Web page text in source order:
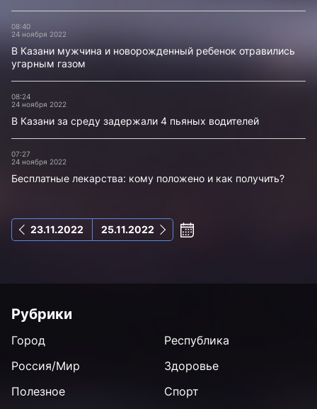
08:40
24 ноября 2022
В Казани мужчина и новорожденный ребенок отравились
угарным газом
08:24
24 ноября 2022
В Казани за среду задержали 4 пьяных водителей
07:27
24 ноября 2022
Бесплатные лекарства: кому положено и как получить?
23.11.2022 25.11.2022
Рубрики
Город
Республика
Россия/Мир
Здоровье
Полезное
Спорт